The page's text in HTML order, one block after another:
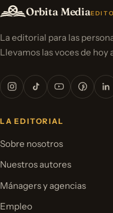
Orbita Media
La editorial para las
Llevamos las voces de hoy
LA EDITORIAL
Sobre nosotros
Nuestros autores
Mánagers y agencias
Empleo